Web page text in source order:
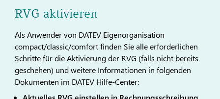
RVG aktivieren
Als Anwender von DATEV Eigenorganisation
compact/classic/comfort finden Sie alle erforderlichen
Schritte für die Aktivierung der RVG (falls nicht bereits
geschehen) und weitere Informationen in folgenden
Dokumenten im DATEV Hilfe-Center: